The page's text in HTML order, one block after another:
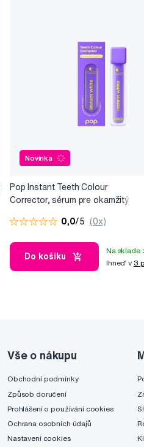
Novinka
Pop Instant Teeth Colour
Corrector, sérum pre okamžitý
0,0/5 (0x)
Do košíku
Na sklade
Ihneď v 3
Vše o nákupu
Obchodní podmínky
Způsob doručení
Prohlášení o používání cookies
Ochrana osobních údajů
Nastavení cookies